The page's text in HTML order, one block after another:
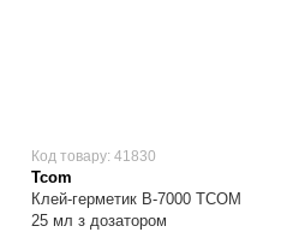
Код товару: 41830
Tcom
Клей-герметик B-7000 TCOM
25 мл з дозатором